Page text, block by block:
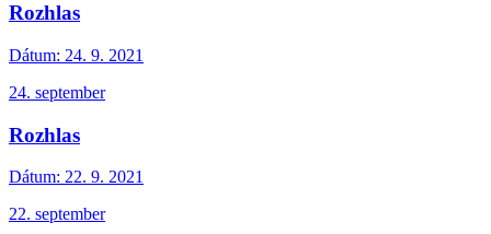
Rozhlas
Dátum: 24. 9. 2021
24. september
Rozhlas
Dátum: 22. 9. 2021
22. september